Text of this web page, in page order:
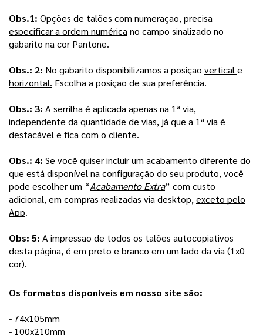
Obs.1:
especificar a ordem numérica no campo sinalizado no
gabarito na cor Pantone.
Obs.: 2: No gabarito disponibilizamos a posição vertical e
horizontal. Escolha a posição de sua preferência.
Obs.: 3: A serrilha é aplicada apenas na 1ª via,
independente da quantidade de vias, já que a 1ª via é
destacável e fica com o cliente.
Obs.: 4: Se você quiser incluir um acabamento diferente do
que está disponível na configuração do seu produto, você
pode escolher um “Acabamento Extra” com custo
adicional, em compras realizadas via desktop, exceto pelo
App.
Obs: 5: A impressão de todos os talões autocopiativos
desta página, é em preto e branco em um lado da via (1x0
cor).
Os formatos disponíveis em nosso site são:
- 74x105mm
- 100x210mm